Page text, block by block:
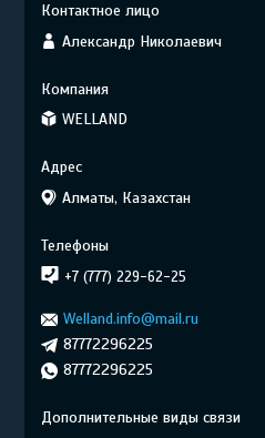
Александр Николаевич
WELLAND
Алматы, Казахстан
+7 (777) 229-62-25
Welland.info@mail.ru
87772296225
87772296225